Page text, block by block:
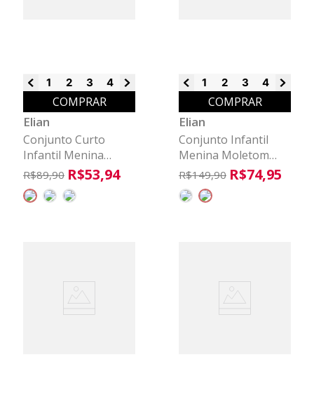
1 2 3 4 6
COMPRAR
Elian
Conjunto Curto
Infantil Menina
Bloom Elian Bege
R$89,90 R$53,94
1 2 3 4 6
COMPRAR
Elian
Conjunto Infantil
Menina Moletom
Cachorrinhos Elian
Verde
R$149,90 R$74,95